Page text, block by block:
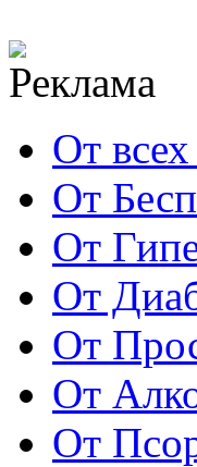
От
От
От
От
От
От
От